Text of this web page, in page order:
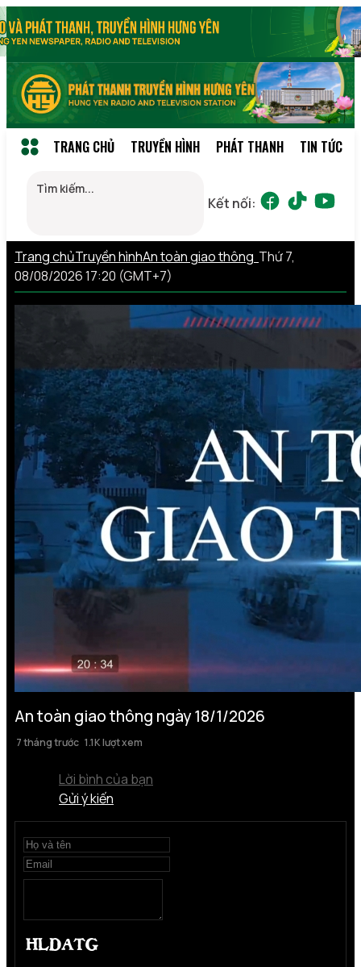
TRANG CHỦ TRUYỀN HÌNH PHÁT THANH TIN TỨC
Kết nối:
Trang chủTruyền hìnhAn toàn giao thông Thứ 7,
08/08/2026 17:20 (GMT+7)
An toàn giao thông ngày 18/1/2026
7 tháng trước 1.1K lượt xem
Lời bình của bạn
Gửi ý kiến